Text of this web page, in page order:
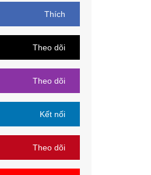
Thích
Theo dõi
Theo dõi
Kết nối
Theo dõi